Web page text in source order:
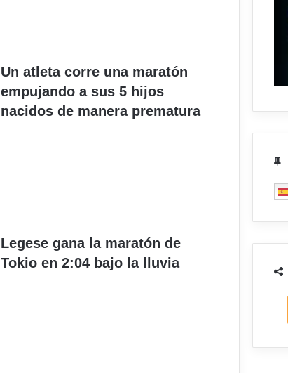
Un atleta corre una maratón
empujando a sus 5 hijos
nacidos de manera prematura
Legese gana la maratón de
Tokio en 2:04 bajo la lluvia